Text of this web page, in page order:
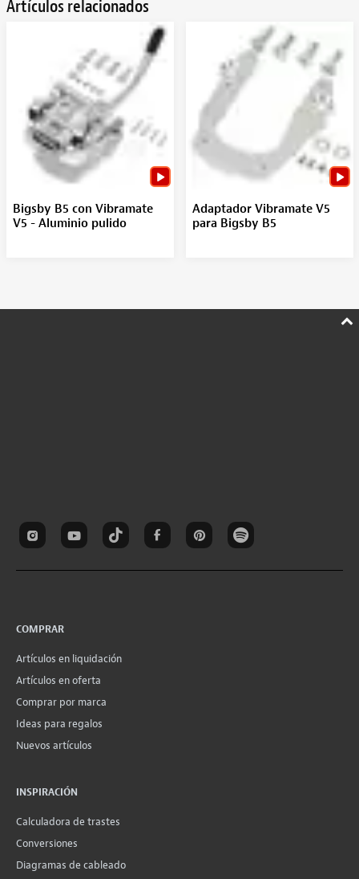
Artículos relacionados
Bigsby B5 con Vibramate
V5 - Aluminio pulido
Adaptador Vibramate V5
para Bigsby B5
COMPRAR
Artículos en liquidación
Artículos en oferta
Comprar por marca
Ideas para regalos
Nuevos artículos
INSPIRACIÓN
Calculadora de trastes
Conversiones
Diagramas de cableado